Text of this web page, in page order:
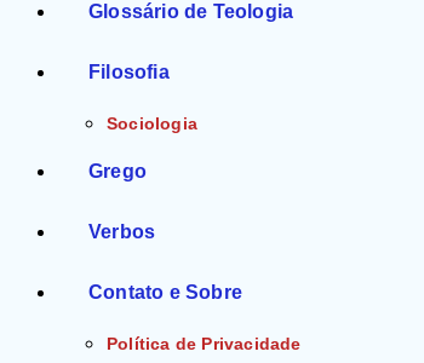
Glossário de Teologia
Filosofia
Sociologia
Grego
Verbos
Contato e Sobre
Política de Privacidade